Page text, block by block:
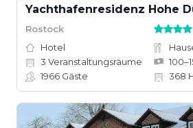
Yachthafenresidenz Hohe
Rostock
Hotel
3 Veranstaltungsräume
1966 Gäste 368